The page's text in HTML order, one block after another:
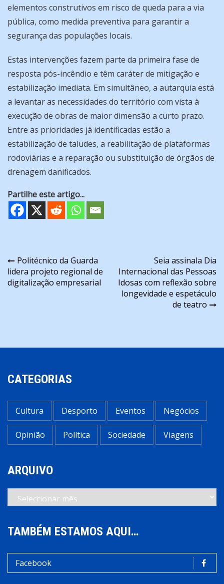
elementos construtivos em risco de queda para a via
pública, como medida preventiva para garantir a
segurança das populações locais.
Estas intervenções fazem parte da primeira fase de
resposta pós-incêndio e têm caráter de mitigação e
estabilização imediata. Em simultâneo, a autarquia está
a levantar as necessidades do território com vista à
execução de obras de maior dimensão a curto prazo.
Entre as prioridades já identificadas estão a
estabilização de taludes, a reabilitação de plataformas
rodoviárias e a reparação ou substituição de órgãos de
drenagem danificados.
Partilhe este artigo...
Navegação
de
Politécnico da Guarda
lidera projeto regional de
digitalização empresarial
Seia assinala Dia
Internacional das Pessoas
Idosas com reflexão sobre
longevidade e espetáculo
de teatro
CATEGORIAS
Cultura Desporto Eventos Negócios
Opinião Política Sociedade Viagens
ARQUIVO
Arquivo
TAMBÉM ESTAMOS AQUI…
Facebook